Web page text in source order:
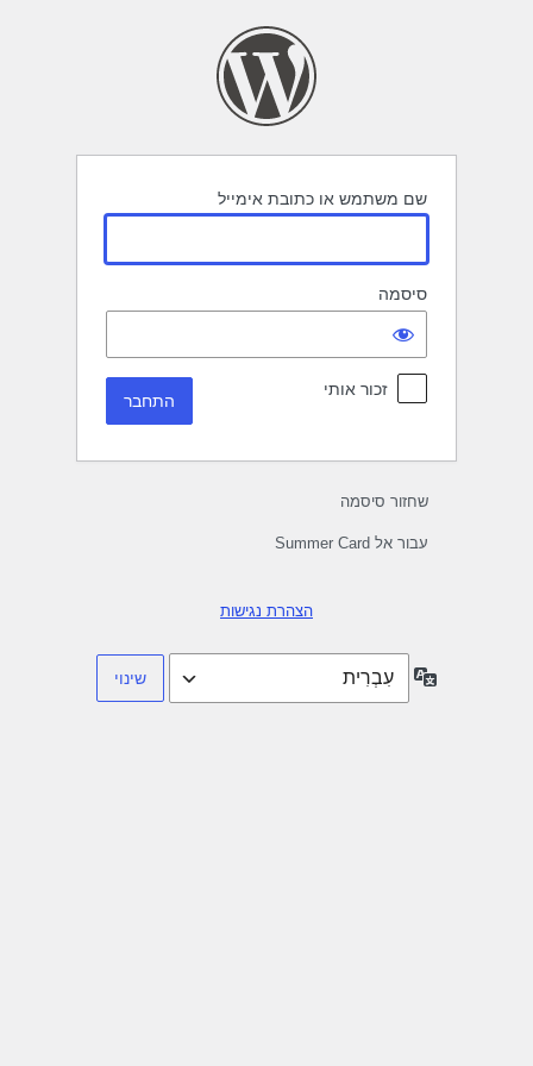
שם משתמש או כתובת אימייל
סיסמה
זכור אותי
שחזור סיסמה
עבור אל Summer Card
הצהרת נגישות
שפה